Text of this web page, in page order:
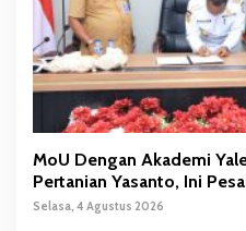
MoU Dengan Akademi
Pertanian Yasanto, Ini
Selasa, 4 Agustus 2026